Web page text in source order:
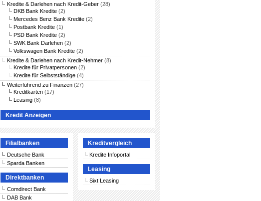
Kredite & Darlehen nach Kredit-Geber (28)
DKB Bank Kredite (2)
Mercedes Benz Bank Kredite (2)
Postbank Kredite (1)
PSD Bank Kredite (2)
SWK Bank Darlehen (2)
Volkswagen Bank Kredite (2)
Kredite & Darlehen nach Kredit-Nehmer (8)
Kredite für Privatpersonen (2)
Kredite für Selbstständige (4)
Weiterführend zu Finanzen (27)
Kreditkarten (17)
Leasing (8)
Kredit Anzeigen
Filialbanken
Deutsche Bank
Sparda Banken
Direktbanken
Comdirect Bank
DAB Bank
Kreditvergleich
Kredite Infoportal
Leasing
Sixt Leasing